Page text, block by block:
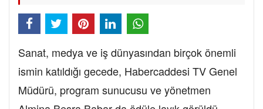
Sanat, medya ve iş dünyasından birçok önemli
ismin katıldığı gecede, Habercaddesi TV Genel
Müdürü, program sunucusu ve yönetmen